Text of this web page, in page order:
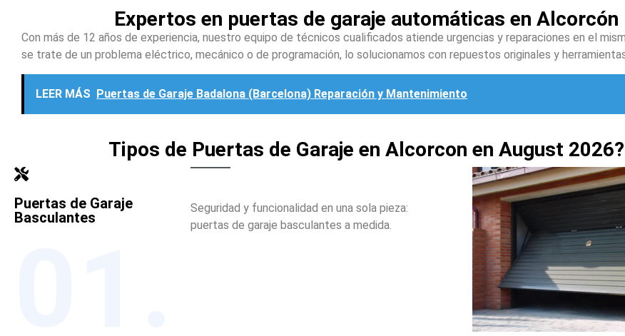
Expertos en puertas de garaje automáticas en Alcorcón
Con más de 12 años de experiencia, nuestro equipo de técnicos cualificados atiende urgencias y reparaciones en el
se trate de un problema eléctrico, mecánico o de programación, lo solucionamos con repuestos originales y
LEER MÁS Puertas de Garaje Badalona (Barcelona) Reparación y Mantenimiento
Tipos de Puertas de Garaje en Alcorcon en August 2026?
Puertas de Garaje
Basculantes
Seguridad y funcionalidad en una sola pieza:
puertas de garaje basculantes a medida.